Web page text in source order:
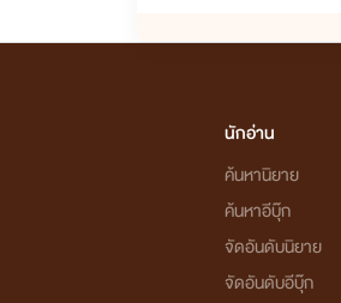
นักอ่าน
ค้นหานิยาย
ค้นหาอีบุ๊ก
จัดอันดับนิยาย
จัดอันดับอีบุ๊ก